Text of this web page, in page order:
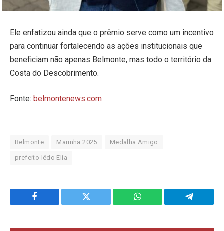
Ele enfatizou ainda que o prêmio serve como um incentivo
para continuar fortalecendo as ações institucionais que
beneficiam não apenas Belmonte, mas todo o território da
Costa do Descobrimento.
Fonte: belmontenews.com
Belmonte Marinha 2025 Medalha Amigo
prefeito Iêdo Elia
Facebook Twitter WhatsApp Telegram